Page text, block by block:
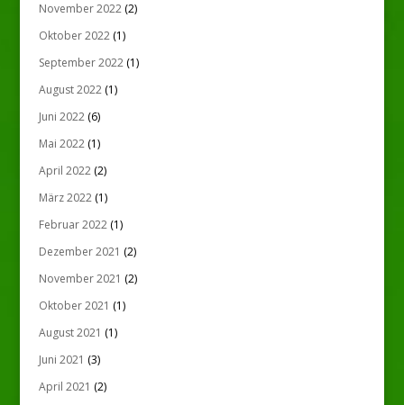
November 2022(2)
Oktober 2022(1)
September 2022(1)
August 2022(1)
Juni 2022(6)
Mai 2022(1)
April 2022(2)
März 2022(1)
Februar 2022(1)
Dezember 2021 (2)
November 2021 (2)
Oktober 2021 (1)
August 2021 (1)
Juni 2021 (3)
April 2021 (2)